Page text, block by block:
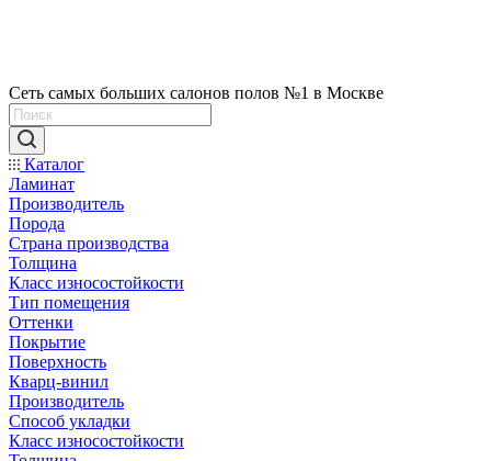
Сеть самых больших салонов полов №1 в Москве
Каталог
Ламинат
Производитель
Порода
Страна производства
Толщина
Класс износостойкости
Тип помещения
Оттенки
Покрытие
Поверхность
Кварц-винил
Производитель
Способ укладки
Класс износостойкости